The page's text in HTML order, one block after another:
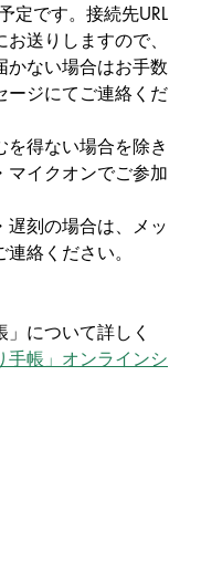
定です。接続先URL
送りしますので、
かない場合はお手数
ージにてご連絡くだ
を得ない場合を除き
マイクオンでご参加
遅刻の場合は、メッ
絡ください。
」について詳しく
手帳」オンラインシ